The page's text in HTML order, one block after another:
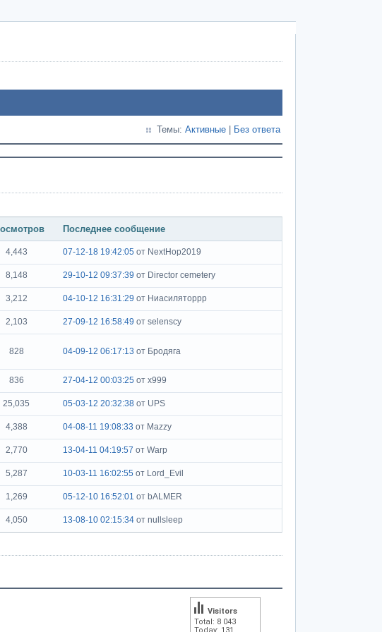
Темы: Активные Без ответа
Последнее сообщение
4,443 07-12-18 19:42:05 от NextHop2019
8,148 29-10-12 09:37:39 от Director cemetery
3,212 04-10-12 16:31:29 от Ниасиляторрр
2,103 27-09-12 16:58:49 от selenscy
828 04-09-12 06:17:13 от Бродяга
836 27-04-12 00:03:25 от x999
25,035 05-03-12 20:32:38 от UPS
4,388 04-08-11 19:08:33 от Mazzy
2,770 13-04-11 04:19:57 от Warp
5,287 10-03-11 16:02:55 от Lord_Evil
1,269 05-12-10 16:52:01 от bALMER
4,050 13-08-10 02:15:34 от nullsleep
Total: 8 043
Visitors